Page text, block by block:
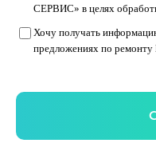
СЕРВИС» в целях
Хочу получать
предложениях по